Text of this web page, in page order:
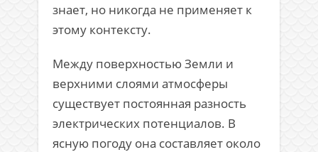
знает, но никогда не применяет к
этому контексту.
Между поверхностью Земли и
верхними слоями атмосферы
существует постоянная разность
электрических потенциалов. В
ясную погоду она составляет около